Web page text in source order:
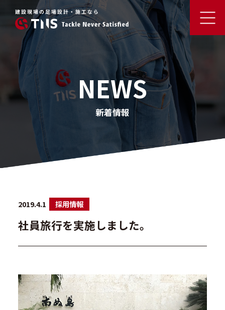
NEWS
新着情報
2019.4.1 採用情報
社員旅行を実施しました。